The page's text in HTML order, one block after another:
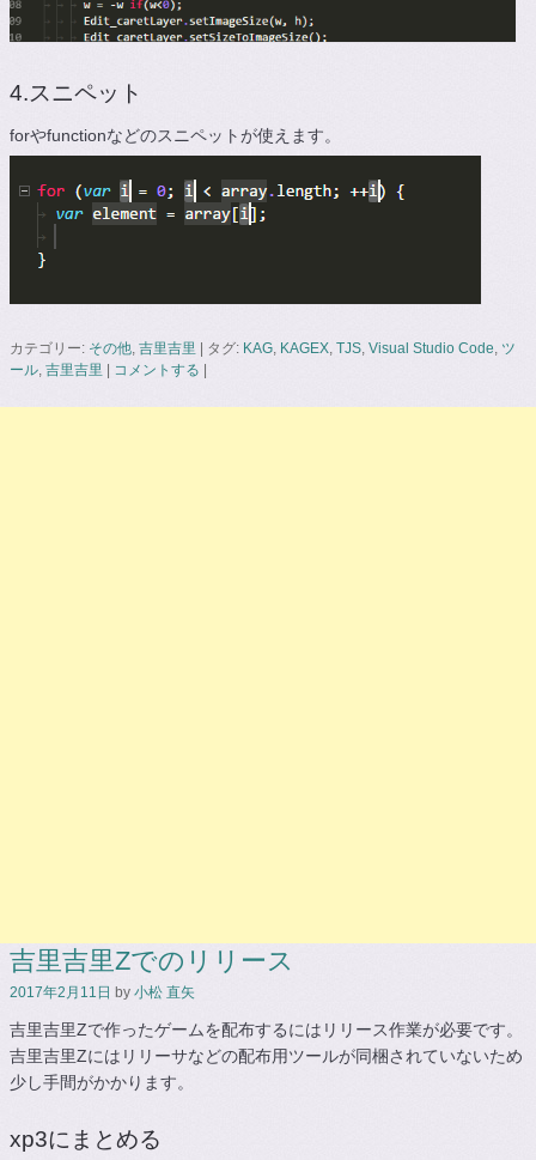
4.スニペット
forやfunctionなどのスニペットが使えます。
カテゴリー: その他 吉里吉里 | タグ: KAG KAGEX TJS Visual Studio Code ツ
ール 吉里吉里 | コメントする |
吉里吉里Zでのリリース
2017年2月11日 by 小松 直矢
吉里吉里Zで作ったゲームを配布するにはリリース作業が必要です。
吉里吉里Zにはリリーサなどの配布用ツールが同梱されていないため
少し手間がかかります。
xp3にまとめる